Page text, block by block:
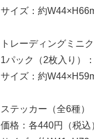
サイズ：約
トレーディングミニ
1パック（2枚入り）
サイズ：約
ステッカー（全6種）
価格：各440円（税込